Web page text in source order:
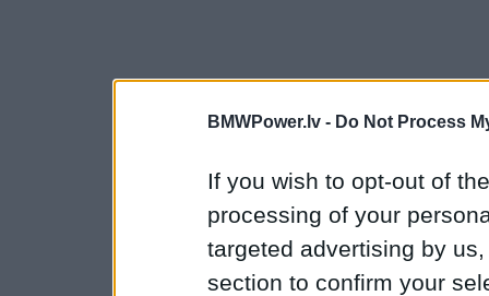
BMWPower.lv - Do Not Process
If you wish to opt-out of
processing of your
targeted advertising by
section to confirm your